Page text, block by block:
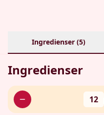
Ingredienser (5)
Ingredienser
12